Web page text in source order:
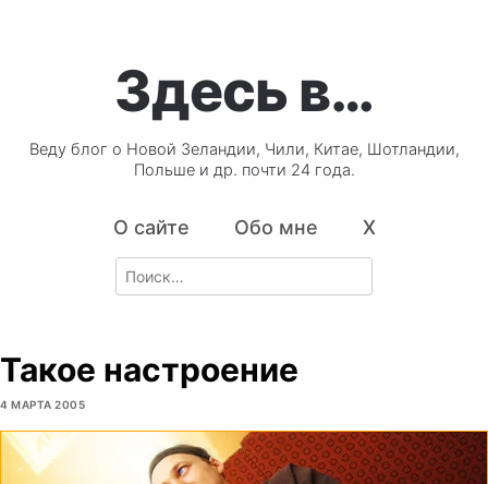
Здесь в…
Веду блог о Новой Зеландии, Чили, Китае, Шотландии,
Польше и др. почти 24 года.
О сайте Обо мне X
Search
for:
Такое настроение
4 МАРТА 2005